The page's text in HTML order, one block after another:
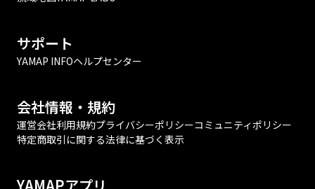
サポート
YAMAP INFOヘルプセンター
会社情報・規約
運営会社利用規約プライバシーポリシーコミュニティポリシー
特定商取引に関する法律に基づく表示